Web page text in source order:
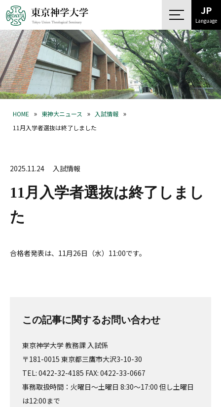
JP
Language
HOME » 東神大ニュース » 入試情報 »
11月入学者選抜は終了しました
2025.11.24 入試情報
11月入学者選抜は終了しまし
た
合格者発表は、11月26日（水）11:00です。
この記事に関するお問い合わせ
東京神学大学 教務課 入試係
〒181-0015 東京都三鷹市大沢3-10-30
TEL: 0422-32-4185 FAX: 0422-33-0667
事務取扱時間：火曜日～土曜日 8:30～17:00 但し土曜日
は12:00まで